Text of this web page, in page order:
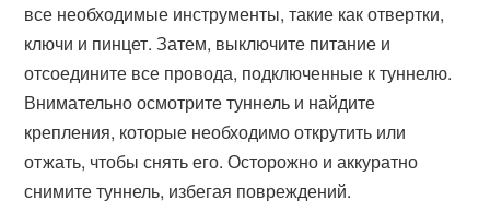
все необходимые инструменты, такие как отвертки,
ключи и пинцет. Затем, выключите питание и
отсоедините все провода, подключенные к туннелю.
Внимательно осмотрите туннель и найдите
крепления, которые необходимо открутить или
отжать, чтобы снять его. Осторожно и аккуратно
снимите туннель, избегая повреждений.